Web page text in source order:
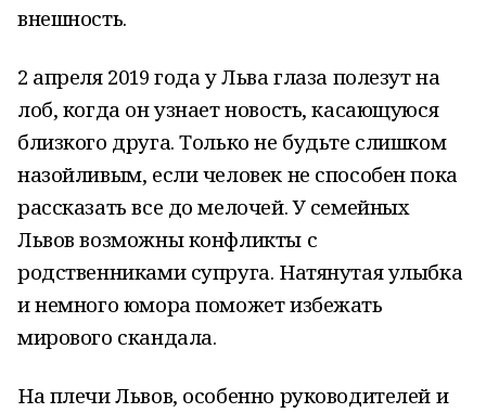
внешность.
2 апреля 2019 года у Льва глаза полезут на
лоб, когда он узнает новость, касающуюся
близкого друга. Только не будьте слишком
назойливым, если человек не способен пока
рассказать все до мелочей. У семейных
Львов возможны конфликты с
родственниками супруга. Натянутая улыбка
и немного юмора поможет избежать
мирового скандала.
На плечи Львов, особенно руководителей и